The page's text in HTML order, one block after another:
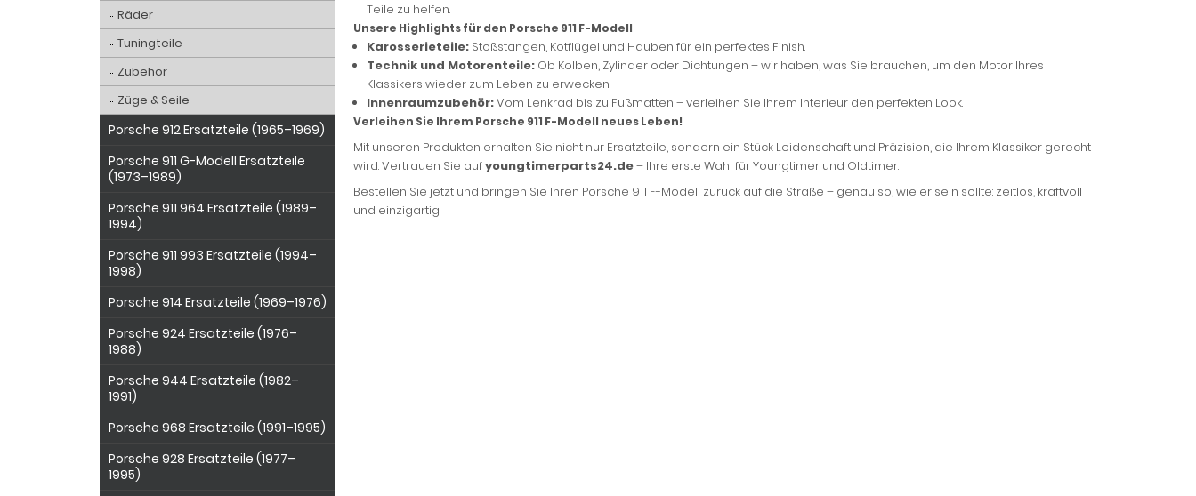
Teile zu helfen.
Unsere Highlights für den Porsche 911 F-Modell
Karosserieteile: Stoßstangen, Kotflügel und Hauben für ein perfektes Finish.
Technik und Motorenteile: Ob Kolben, Zylinder oder Dichtungen – wir haben, was Sie brauchen, um den Motor Ihres
Klassikers wieder zum Leben zu erwecken.
Innenraumzubehör:Vom Lenkrad bis zu Fußmatten – verleihen Sie Ihrem Interieur den perfekten Look.
Verleihen Sie Ihrem Porsche 911 F-Modell neues Leben!
Mit unseren Produkten erhalten Sie nicht nur Ersatzteile, sondern ein Stück Leidenschaft und Präzision, die Ihrem Klassiker gerecht
wird. Vertrauen Sie aufyoungtimerparts24.de– Ihre erste Wahl für Youngtimer und Oldtimer.
Bestellen Sie jetzt und bringen Sie Ihren Porsche 911 F-Modell zurück auf die Straße – genau so, wie er sein sollte: zeitlos, kraftvoll
und einzigartig.
Räder
Tuningteile
Zubehör
Züge & Seile
Porsche 912 Ersatzteile (1965–1969)
Porsche 911 G-Modell Ersatzteile
(1973–1989)
Porsche 911 964 Ersatzteile (1989–
1994)
Porsche 911 993 Ersatzteile (1994–
1998)
Porsche 914 Ersatzteile (1969–1976)
Porsche 924 Ersatzteile (1976–
1988)
Porsche 944 Ersatzteile (1982–
1991)
Porsche 968 Ersatzteile (1991–1995)
Porsche 928 Ersatzteile (1977–
1995)